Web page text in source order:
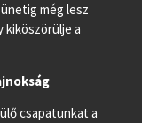
még lesz
kiköszörülje a
csapatunkat a